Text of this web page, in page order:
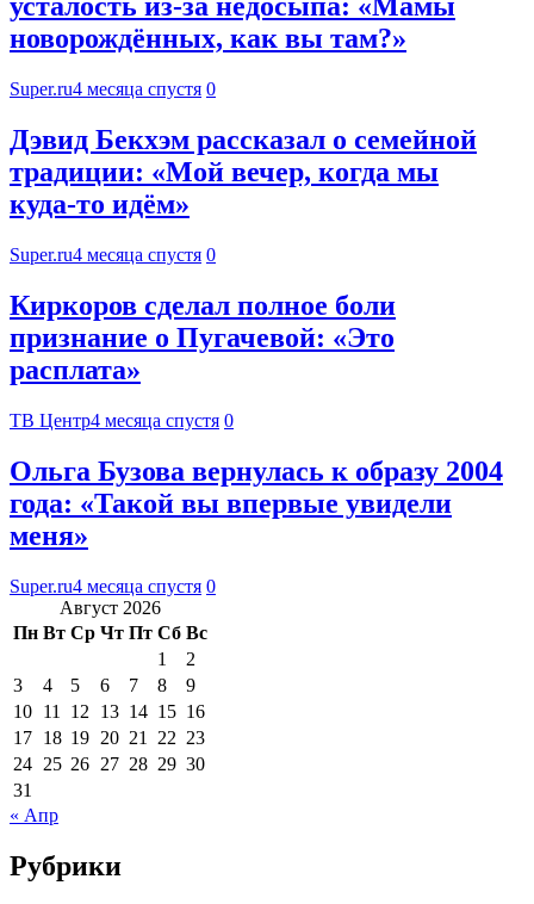
усталость из-за недосыпа: «Мамы
новорождённых, как вы там?»
Super.ru4 месяца спустя 0
Дэвид Бекхэм рассказал о семейной
традиции: «Мой вечер, когда мы
куда‑то идём»
Super.ru4 месяца спустя 0
Киркоров сделал полное боли
признание о Пугачевой: «Это
расплата»
ТВ Центр4 месяца спустя 0
Ольга Бузова вернулась к образу 2004
года: «Такой вы впервые увидели
меня»
Super.ru4 месяца спустя 0
Август 2026
Пн Вт Ср Чт Пт Сб Вс
1
2
3
4 5 6 7 8
9
10 11 12 13 14 15 16
17 18 19 20 21 22 23
24 25 26 27 28 29 30
31
« Апр
Рубрики